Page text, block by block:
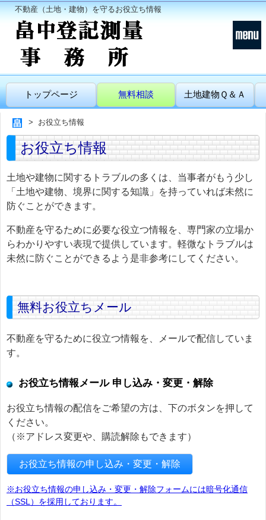
不動産（土地・建物）を守るお役立ち情報
トップページ 無料相談 土地建物Ｑ＆Ａ
お役立ち情報
お役立ち情報
土地や建物に関するトラブルの多くは、当事者がもう少し
「土地や建物、境界に関する知識」を持っていれば未然に
防ぐことができます。
不動産を守るために必要な役立つ情報を、専門家の立場か
らわかりやすい表現で提供しています。軽微なトラブルは
未然に防ぐことができるよう是非参考にしてください。
無料お役立ちメール
不動産を守るために役立つ情報を、メールで配信していま
す。
お役立ち情報メール 申し込み・変更・解除
お役立ち情報の配信をご希望の方は、下のボタンを押して
ください。
（※アドレス変更や、購読解除もできます）
お役立ち情報の申し込み・変更・解除
※お役立ち情報の申し込み・変更・解除フォームには暗号化通信
（SSL）を採用しております。